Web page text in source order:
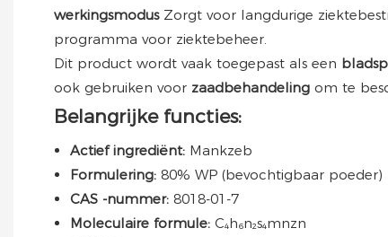
werkingsmodus Zorgt voor langdurige
programma voor ziektebeheer.
Dit product wordt vaak toegepast als een
ook gebruiken voor zaadbehandeling om te
Belangrijke functies:
Actief ingrediënt: Mankzeb
Formulering: 80% WP (bevochtigbaar poeder)
CAS -nummer: 8018-01-7
Moleculaire formule: C₄h₆n₂s₄mnzn